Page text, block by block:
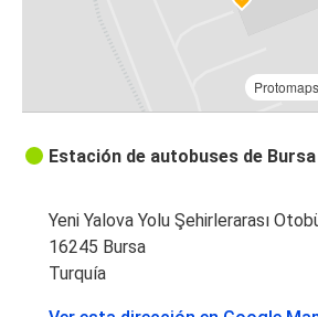
Protomaps
Estación de autobuses de Bursa
Yeni Yalova Yolu Şehirlerarası
16245 Bursa
Turquía